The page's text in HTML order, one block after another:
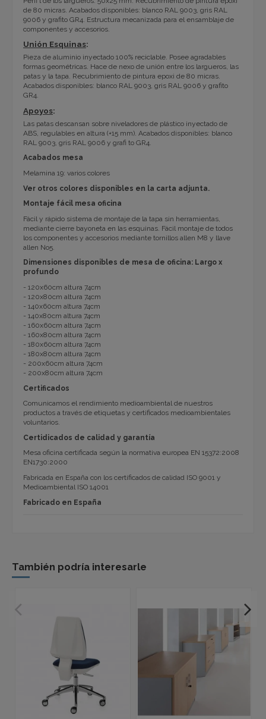
de 80 micras. Acabados disponibles: blanco RAL 9003, gris RAL
9006 y grafito GR4. Estructura mecanizada para el ensamblaje de
componentes y accesorios.
Unión Esquinas:
Pieza de aluminio inyectado 100% reciclable. Posee agradables
formas geométricas. Hace de nexo de unión entre los largueros, las
patas y la tapa. Recubrimiento de pintura epoxi de 80 micras.
Acabados disponibles: blanco RAL 9003, gris RAL 9006 y grafito
GR4.
Apoyos:
Las patas descansan sobre niveladores de plástico inyectado de
ABS, regulables en altura (+15 mm). Acabados disponibles: blanco
RAL 9003, gris RAL 9006 y grafi to GR4.
Acabados mesa
Melamina 19: varios colores
Ver otros colores disponibles en la carta adjunta.
Montaje fácil mesa oficina
Fácil y rápido sistema de montaje de la tapa sin herramientas,
mediante cierre bayoneta en las esquinas. Fácil montaje de todos
los componentes y accesorios mediante tornillos allen M8 y llave
allen No5.
Dimensiones disponibles de mesa de oficina: Largo x
profundo
- 120x60cm altura 74cm
- 120x80cm altura 74cm
- 140x60cm altura 74cm
- 140x80cm altura 74cm
- 160x60cm altura 74cm
- 160x80cm altura 74cm
- 180x60cm altura 74cm
- 180x80cm altura 74cm
- 200x60cm altura 74cm
- 200x80cm altura 74cm
Certificados
Comunicamos el rendimiento medioambiental de nuestros
productos a través de etiquetas y certificados medioambientales
voluntarios.
Certidicados de calidad y garantía
Mesa oficina certificada según la normativa europea EN 15372:2008
EN1730:2000
Fabricada en España con los certificados de calidad ISO 9001 y
Medioambiental ISO 14001
Fabricado en España
También podría interesarle